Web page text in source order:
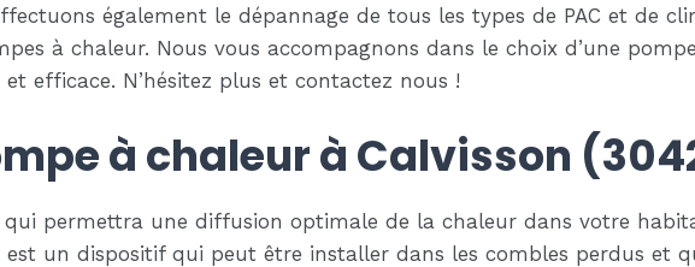
également le dépannage de tous les types de PAC et de
à chaleur. Nous vous accompagnons dans le choix d’une
efficace. N’hésitez plus et contactez nous !
à chaleur à Calvisson
permettra une diffusion optimale de la chaleur dans votre
un dispositif qui peut être installer dans les combles perdus et